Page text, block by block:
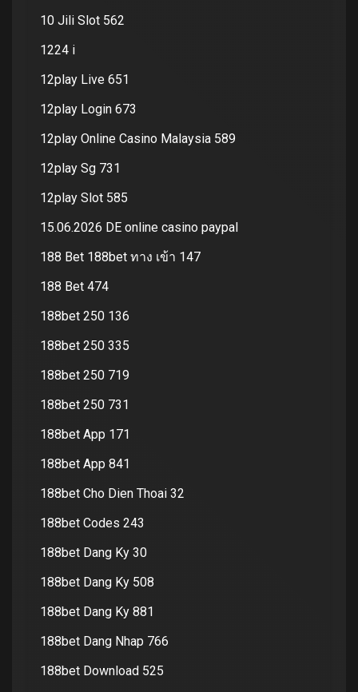
10 Jili Slot 562
1224 i
12play Live 651
12play Login 673
12play Online Casino Malaysia 589
12play Sg 731
12play Slot 585
15.06.2026 DE online casino paypal
188 Bet 188bet ทาง เข้า 147
188 Bet 474
188bet 250 136
188bet 250 335
188bet 250 719
188bet 250 731
188bet App 171
188bet App 841
188bet Cho Dien Thoai 32
188bet Codes 243
188bet Dang Ky 30
188bet Dang Ky 508
188bet Dang Ky 881
188bet Dang Nhap 766
188bet Download 525